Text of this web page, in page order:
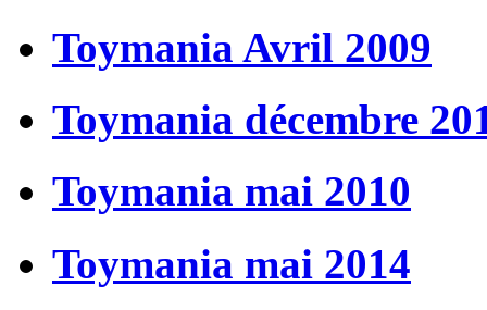
Toymania Avril 2009
Toymania décembre
Toymania mai 2010
Toymania mai 2014